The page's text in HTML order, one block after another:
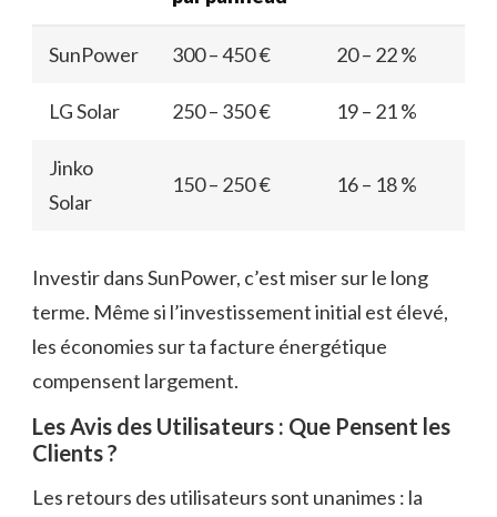
SunPower 300 – 450 € 20 – 22 %
LG Solar 250 – 350 € 19 – 21 %
Jinko
Solar
150 – 250 € 16 – 18 %
Investir dans SunPower, c’est miser sur le long
terme. Même si l’investissement initial est élevé,
les économies sur ta facture énergétique
compensent largement.
Les Avis des Utilisateurs : Que Pensent les
Clients ?
Les retours des utilisateurs sont unanimes : la